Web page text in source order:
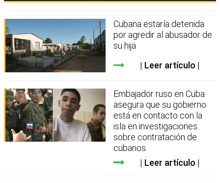
Cubana estaría detenida
por agredir al abusador de
su hija
Leer artículo
Embajador ruso en Cuba
asegura que su gobierno
está en contacto con la
isla en investigaciones
sobre contratación de
cubanos
Leer artículo